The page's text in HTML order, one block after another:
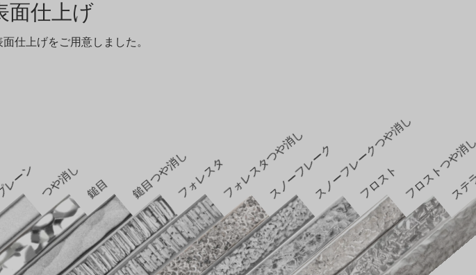
面仕上げ
仕上げをご用意しました。
ーン つや消し 鎚目 鎚目つや消しフォレスタフォレスタつや消し
スノーフレークスノーフレークつや消し
フロスト フロストつや
ス